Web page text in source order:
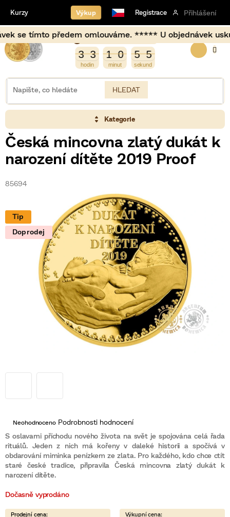
obsah
omlouváme. ***** U objednávek
Výkup Registrace Přihlášení
Kurzy
3
3 3
3 1
1 0
0 5
5 4
5
4
6
5
HLEDAT
Kategorie
Česká mincovna zlatý dukát k
narození dítěte 2019 Proof
85694
Tip
Doprodej
Dočasně vyprodáno
S oslavami příchodu nového života na svět je spojována celá řada
rituálů. Jeden z nich má kořeny v daleké historii a spočívá v
obdarování miminka penízkem ze zlata. Pro každého, kdo chce ctít
staré české tradice, připravila Česká mincovna zlatý dukát k
narození dítěte.
Průměrné
produktu
je
0,0
z
5
hvězdiček.
Neohodnoceno Podrobnosti hodnocení